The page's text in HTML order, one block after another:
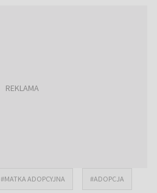
#MATKA ADOPCYJNA #ADOPCJA